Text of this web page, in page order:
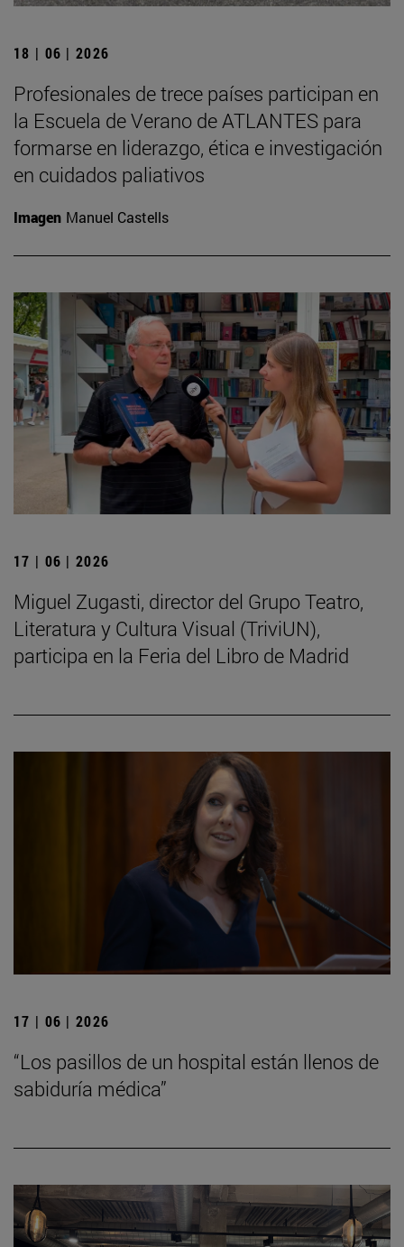
18 | 06 | 2026
Profesionales de trece países participan en
la Escuela de Verano de ATLANTES para
formarse en liderazgo, ética e investigación
en cuidados paliativos
Imagen Manuel Castells
17 | 06 | 2026
Miguel Zugasti, director del Grupo Teatro,
Literatura y Cultura Visual (TriviUN),
participa en la Feria del Libro de Madrid
17 | 06 | 2026
“Los pasillos de un hospital están llenos de
sabiduría médica”